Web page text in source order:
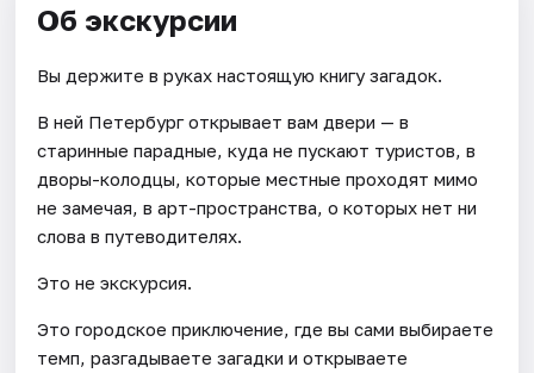
Об экскурсии
Вы держите в руках настоящую книгу загадок.
В ней Петербург открывает вам двери — в
старинные парадные, куда не пускают туристов, в
дворы-колодцы, которые местные проходят мимо
не замечая, в арт-пространства, о которых нет ни
слова в путеводителях.
Это не экскурсия.
Это городское приключение, где вы сами выбираете
темп, разгадываете загадки и открываете